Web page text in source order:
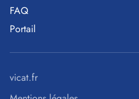
FAQ
Portail
vicat.fr